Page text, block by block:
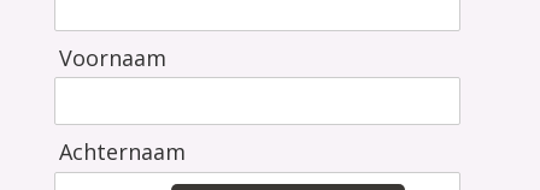
Voornaam
Achternaam